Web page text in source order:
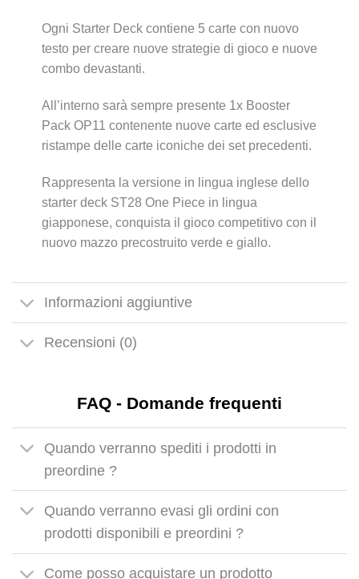
Ogni Starter Deck contiene 5 carte con nuovo
testo per creare nuove strategie di gioco e nuove
combo devastanti.
All’interno sarà sempre presente 1x Booster
Pack OP11 contenente nuove carte ed esclusive
ristampe delle carte iconiche dei set precedenti.
Rappresenta la versione in lingua inglese dello
starter deck ST28 One Piece in lingua
giapponese, conquista il gioco competitivo con il
nuovo mazzo precostruito verde e giallo.
Informazioni aggiuntive
Recensioni (0)
FAQ - Domande frequenti
Quando verranno spediti i prodotti in
preordine ?
Quando verranno evasi gli ordini con
prodotti disponibili e preordini ?
Come posso acquistare un prodotto